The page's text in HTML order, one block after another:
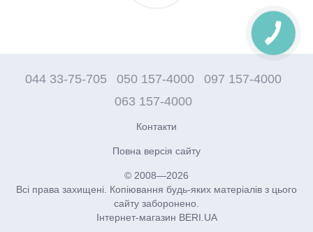
044 33-75-705 050 157-4000
097 157-4000
063 157-4000
Контакти
Повна версія сайту
© 2008—2026
Всі права захищені. Копіювання будь-яких матеріалів з цього
сайту заборонено.
Інтернет-магазин BERI.UA